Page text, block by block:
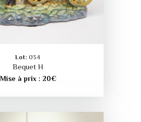
Lot: 034
Bequet H
Mise à prix : 20€